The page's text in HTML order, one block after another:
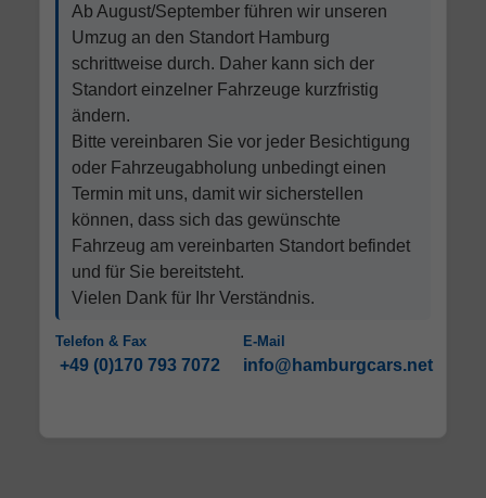
Ab August/September führen wir unseren
Umzug an den Standort Hamburg
schrittweise durch. Daher kann sich der
Standort einzelner Fahrzeuge kurzfristig
ändern.
Bitte vereinbaren Sie vor jeder Besichtigung
oder Fahrzeugabholung unbedingt einen
Termin mit uns, damit wir sicherstellen
können, dass sich das gewünschte
Fahrzeug am vereinbarten Standort befindet
und für Sie bereitsteht.
Vielen Dank für Ihr Verständnis.
Telefon & Fax
+49 (0)170 793 7072
E-Mail
info@hamburgcars.net